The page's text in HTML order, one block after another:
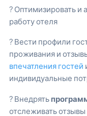
? Оптимизировать и
работу отеля
? Вести профили
проживания и
впечатления гостей
индивидуальные
? Внедрять
отслеживать отзывы